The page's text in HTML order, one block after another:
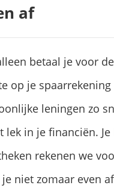
af
betaal je voor
op je
leningen zo
in je financiën.
rekenen we
niet zomaar even